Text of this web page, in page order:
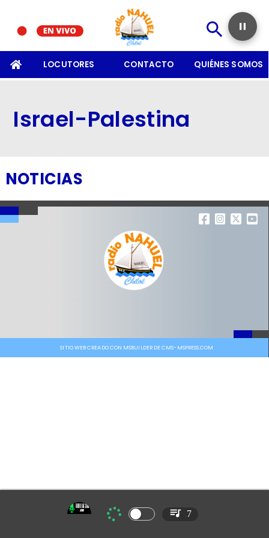
LOCUTORES CONTACTO QUIÉNES SOMOS
Israel-Palestina
NOTICIAS
SITIO WEB CREADO CON MSBUILDER DE CMS-MSPRESS.COM
7